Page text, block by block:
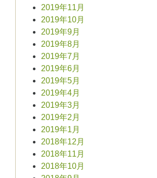
2019年11月
2019年10月
2019年9月
2019年8月
2019年7月
2019年6月
2019年5月
2019年4月
2019年3月
2019年2月
2019年1月
2018年12月
2018年11月
2018年10月